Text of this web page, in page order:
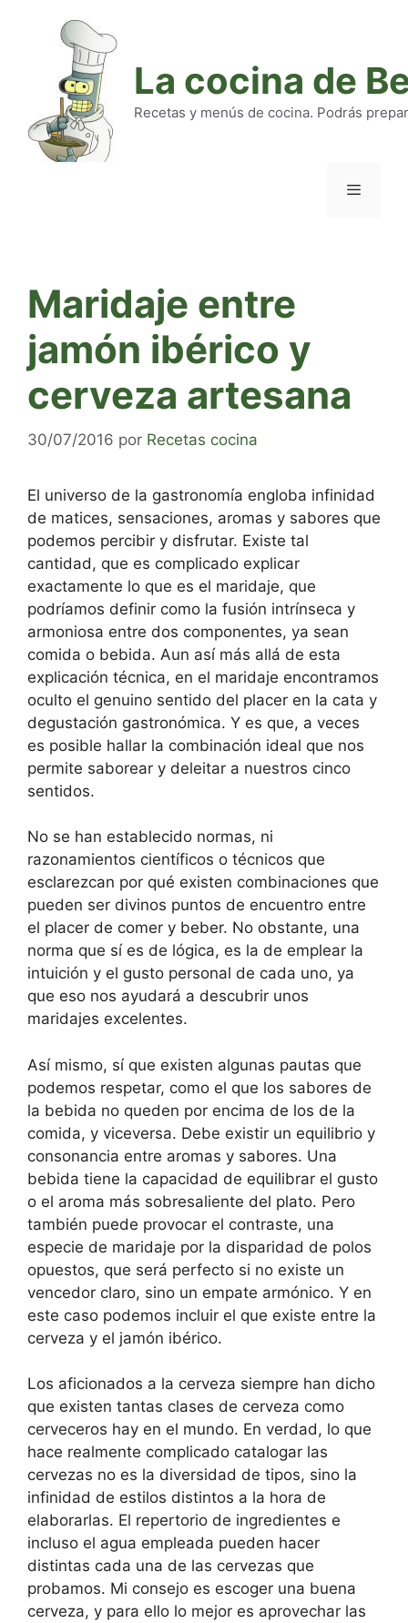
La cocina de
Recetas y menús de cocina. Podrás
Maridaje entre
jamón ibérico y
cerveza artesana
30/07/2016 por Recetas cocina
El universo de la gastronomía engloba infinidad
de matices, sensaciones, aromas y sabores que
podemos percibir y disfrutar. Existe tal
cantidad, que es complicado explicar
exactamente lo que es el maridaje, que
podríamos definir como la fusión intrínseca y
armoniosa entre dos componentes, ya sean
comida o bebida. Aun así más allá de esta
explicación técnica, en el maridaje encontramos
oculto el genuino sentido del placer en la cata y
degustación gastronómica. Y es que, a veces
es posible hallar la combinación ideal que nos
permite saborear y deleitar a nuestros cinco
sentidos.
No se han establecido normas, ni
razonamientos científicos o técnicos que
esclarezcan por qué existen combinaciones que
pueden ser divinos puntos de encuentro entre
el placer de comer y beber. No obstante, una
norma que sí es de lógica, es la de emplear la
intuición y el gusto personal de cada uno, ya
que eso nos ayudará a descubrir unos
maridajes excelentes.
Así mismo, sí que existen algunas pautas que
podemos respetar, como el que los sabores de
la bebida no queden por encima de los de la
comida, y viceversa. Debe existir un equilibrio y
consonancia entre aromas y sabores. Una
bebida tiene la capacidad de equilibrar el gusto
o el aroma más sobresaliente del plato. Pero
también puede provocar el contraste, una
especie de maridaje por la disparidad de polos
opuestos, que será perfecto si no existe un
vencedor claro, sino un empate armónico. Y en
este caso podemos incluir el que existe entre la
cerveza y el jamón ibérico.
Los aficionados a la cerveza siempre han dicho
que existen tantas clases de cerveza como
cerveceros hay en el mundo. En verdad, lo que
hace realmente complicado catalogar las
cervezas no es la diversidad de tipos, sino la
infinidad de estilos distintos a la hora de
elaborarlas. El repertorio de ingredientes e
incluso el agua empleada pueden hacer
distintas cada una de las cervezas que
probamos. Mi consejo es escoger una buena
cerveza, y para ello lo mejor es aprovechar las